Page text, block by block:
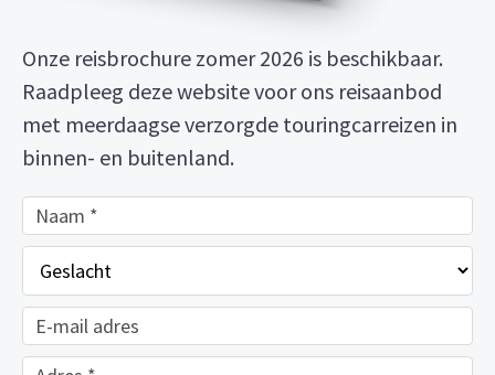
Onze reisbrochure zomer 2026 is beschikbaar.
Raadpleeg deze website voor ons reisaanbod
met meerdaagse verzorgde touringcarreizen in
binnen- en buitenland.